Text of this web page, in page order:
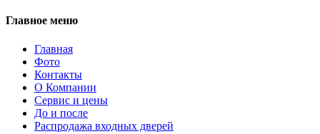
Главное меню
Главная
Фото
Контакты
О Компании
Сервис и цены
До и после
Распродажа входных дверей